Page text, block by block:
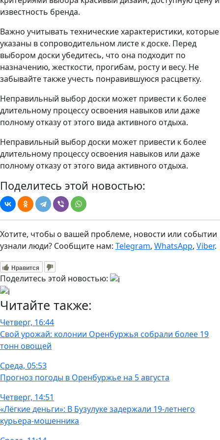
известность бренда.
Важно учитывать технические характеристики, которые
указаны в сопроводительном листе к доске. Перед
выбором доски убедитесь, что она подходит по
назначению, жесткости, прогибам, росту и весу. Не
забывайте также учесть понравившуюся расцветку.
Неправильный выбор доски может привести к более
длительному процессу освоения навыков или даже
полному отказу от этого вида активного отдыха.
Неправильный выбор доски может привести к более
длительному процессу освоения навыков или даже
полному отказу от этого вида активного отдыха.
Поделитесь этой новостью:
Хотите, чтобы о вашей проблеме, новости или событии
узнали люди? Сообщите нам: Telegram, WhatsApp, Viber.
Нравится
Поделитесь этой новостью:
Читайте также:
Четверг, 16:44
Свой урожай: колонии Оренбуржья собрали более 19
тонн овощей
Среда, 05:53
Прогноз погоды в Оренбуржье на 5 августа
Четверг, 14:51
«Лёгкие деньги»: В Бузулуке задержали 19-летнего
курьера-мошенника